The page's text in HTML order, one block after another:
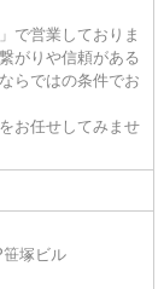
で営業しておりま
がりや信頼がある
らではの条件でお
お任せしてみませ
塚ビル